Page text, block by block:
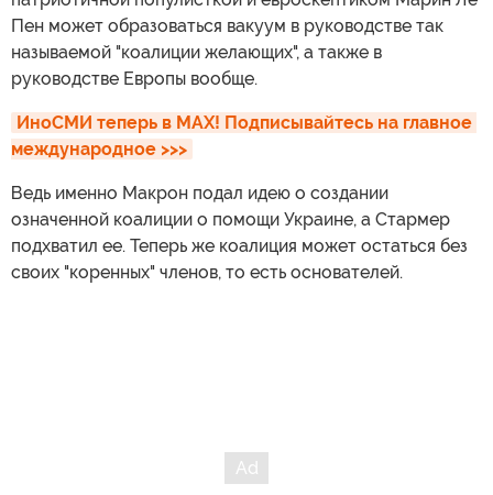
Пен может образоваться вакуум в руководстве так
называемой "коалиции желающих", а также в
руководстве Европы вообще.
ИноСМИ теперь в MAX! Подписывайтесь на главное
международное >>>
Ведь именно Макрон подал идею о создании
означенной коалиции о помощи Украине, а Стармер
подхватил ее. Теперь же коалиция может остаться без
своих "коренных" членов, то есть основателей.